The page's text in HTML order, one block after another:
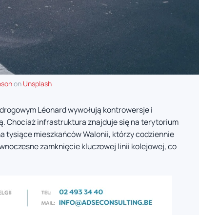
on Unsplash
Léonard wywołują kontrowersje i
Chociaż infrastruktura znajduje się na terytorium
tysiące mieszkańców Walonii, którzy codziennie
zamknięcie kluczowej linii kolejowej, co